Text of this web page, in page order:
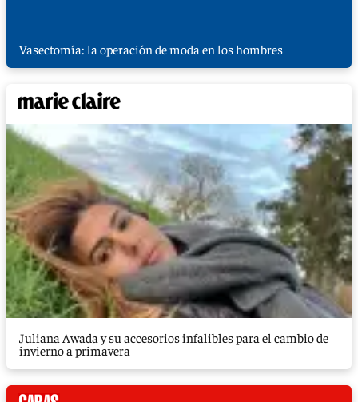
Vasectomía: la operación de moda en los hombres
Juliana Awada y su accesorios infalibles para el cambio de
invierno a primavera